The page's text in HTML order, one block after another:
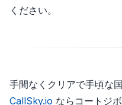
ください。
手間なくクリアで手頃な
CallSky.io ならコートジ